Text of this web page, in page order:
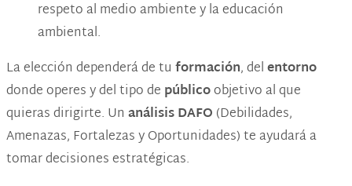
respeto al medio ambiente y la educación
ambiental.
La elección dependerá de tu formación, delentorno
donde operes y del tipo de públicoobjetivo al que
quieras dirigirte. Un análisis DAFO (Debilidades,
Amenazas, Fortalezas y Oportunidades) te ayudará a
tomar decisiones estratégicas.